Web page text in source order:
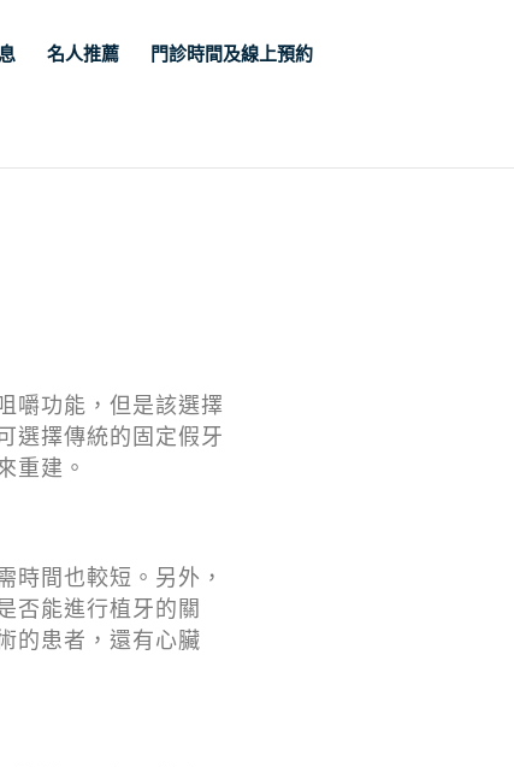
名人推薦 門診時間及線上預約
嚼功能，但是該選擇
選擇傳統的固定假牙
重建。
時間也較短。另外，
否能進行植牙的關
的患者，還有心臟